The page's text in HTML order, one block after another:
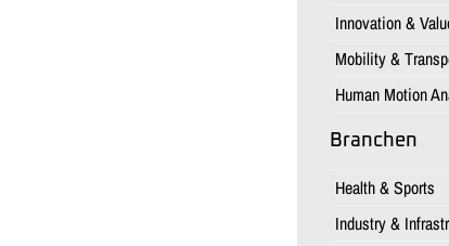
Innovation &
Mobility &
Human Motion
Branchen
Health & Sports
Industry &